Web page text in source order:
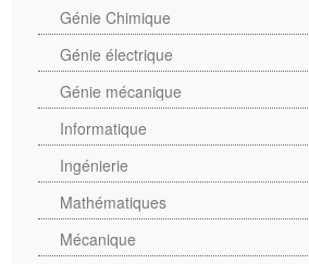
Génie Chimique
Génie électrique
Génie mécanique
Informatique
Ingénierie
Mathématiques
Mécanique